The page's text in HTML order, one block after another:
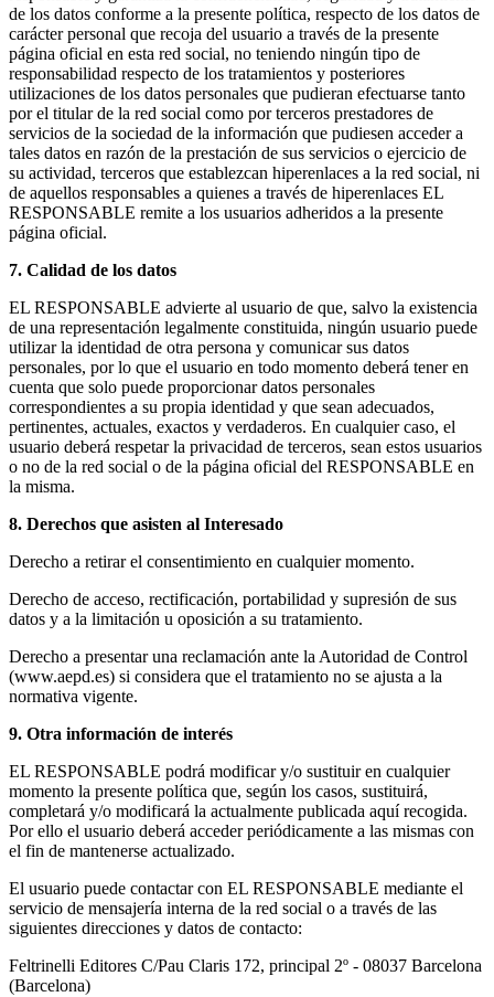
de los datos conforme a la presente política, respecto de los datos de
carácter personal que recoja del usuario a través de la presente
página oficial en esta red social, no teniendo ningún tipo de
responsabilidad respecto de los tratamientos y posteriores
utilizaciones de los datos personales que pudieran efectuarse tanto
por el titular de la red social como por terceros prestadores de
servicios de la sociedad de la información que pudiesen acceder a
tales datos en razón de la prestación de sus servicios o ejercicio de
su actividad, terceros que establezcan hiperenlaces a la red social, ni
de aquellos responsables a quienes a través de hiperenlaces EL
RESPONSABLE remite a los usuarios adheridos a la presente
página oficial.
7. Calidad de los datos
EL RESPONSABLE advierte al usuario de que, salvo la existencia
de una representación legalmente constituida, ningún usuario puede
utilizar la identidad de otra persona y comunicar sus datos
personales, por lo que el usuario en todo momento deberá tener en
cuenta que solo puede proporcionar datos personales
correspondientes a su propia identidad y que sean adecuados,
pertinentes, actuales, exactos y verdaderos. En cualquier caso, el
usuario deberá respetar la privacidad de terceros, sean estos usuarios
o no de la red social o de la página oficial del RESPONSABLE en
la misma.
8. Derechos que asisten al Interesado
Derecho a retirar el consentimiento en cualquier momento.
Derecho de acceso, rectificación, portabilidad y supresión de sus
datos y a la limitación u oposición a su tratamiento.
Derecho a presentar una reclamación ante la Autoridad de Control
(www.aepd.es) si considera que el tratamiento no se ajusta a la
normativa vigente.
9. Otra información de interés
EL RESPONSABLE podrá modificar y/o sustituir en cualquier
momento la presente política que, según los casos, sustituirá,
completará y/o modificará la actualmente publicada aquí recogida.
Por ello el usuario deberá acceder periódicamente a las mismas con
el fin de mantenerse actualizado.
El usuario puede contactar con EL RESPONSABLE mediante el
servicio de mensajería interna de la red social o a través de las
siguientes direcciones y datos de contacto:
Feltrinelli Editores C/Pau Claris 172, principal 2º - 08037 Barcelona
(Barcelona)